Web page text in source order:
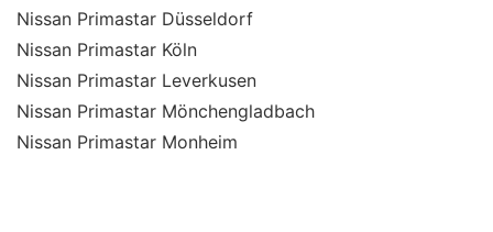
Nissan Primastar Düsseldorf
Nissan Primastar Köln
Nissan Primastar Leverkusen
Nissan Primastar Mönchengladbach
Nissan Primastar Monheim